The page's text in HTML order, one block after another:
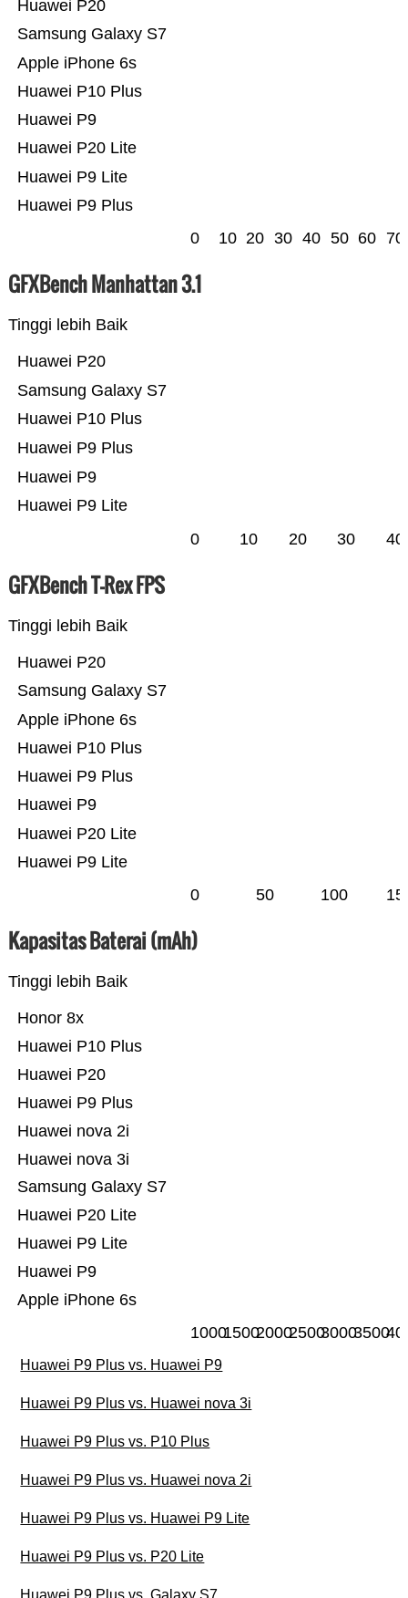
Huawei P9 Plus
Huawei P9 Lite
Huawei P20 Lite
Huawei P9
Huawei P10 Plus
Apple iPhone 6s
Samsung Galaxy S7
Huawei P20
0 10 20 30 40 50 60 70
GFXBench Manhattan 3.1
Tinggi lebih Baik
Huawei P9 Lite
Huawei P9
Huawei P9 Plus
Huawei P10 Plus
Samsung Galaxy S7
Huawei P20
0 10 20 30 40
GFXBench T-Rex FPS
Tinggi lebih Baik
Huawei P9 Lite
Huawei P20 Lite
Huawei P9
Huawei P9 Plus
Huawei P10 Plus
Apple iPhone 6s
Samsung Galaxy S7
Huawei P20
0 50 100
Kapasitas Baterai (mAh)
Tinggi lebih Baik
Apple iPhone 6s
Huawei P9
Huawei P9 Lite
Huawei P20 Lite
Samsung Galaxy S7
Huawei nova 3i
Huawei nova 2i
Huawei P9 Plus
Huawei P20
Huawei P10 Plus
Honor 8x
100015002000250030003500
Huawei P9 Plus vs. Huawei P9
Huawei P9 Plus vs. Huawei nova 3i
Huawei P9 Plus vs. P10 Plus
Huawei P9 Plus vs. Huawei nova 2i
Huawei P9 Plus vs. Huawei P9 Lite
Huawei P9 Plus vs. P20 Lite
Huawei P9 Plus vs. Galaxy S7